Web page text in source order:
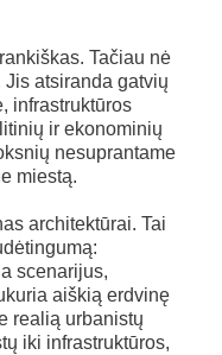
Tačiau nė
atsiranda gatvių
infrastruktūros
ir ekonominių
nesuprantame
miestą.
architektūrai. Tai
scenarijus,
aiškią erdvinę
realią urbanistų
iki infrastruktūros,